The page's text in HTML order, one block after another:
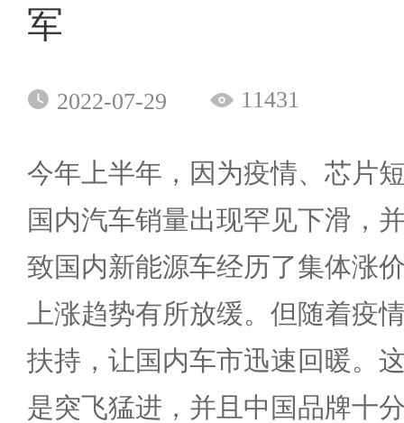
军
2022-07-29 11431
今年上半年，因为疫情、芯片
国内汽车销量出现罕见下滑，
致国内新能源车经历了集体涨
上涨趋势有所放缓。但随着疫
扶持，让国内车市迅速回暖。
是突飞猛进，并且中国品牌十